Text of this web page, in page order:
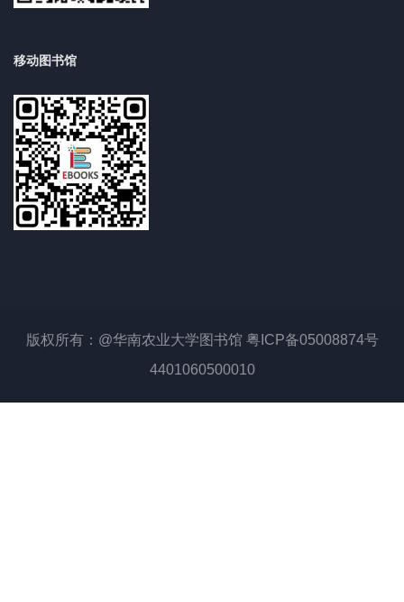
移动图书馆
版权所有：@华南农业大学图书馆 粤ICP备05008874号
4401060500010